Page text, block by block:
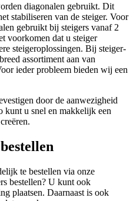
diagonalen gebruikt. Dit
stabiliseren van de steiger. Voor
gebruikt bij steigers vanaf 2
voorkomen dat u steiger
steigeroplossingen. Bij steiger-
assortiment aan van
ieder probleem bieden wij een
door de aanwezigheid
kunt u snel en makkelijk een
te bestellen via onze
bestellen? U kunt ook
plaatsen. Daarnaast is ook